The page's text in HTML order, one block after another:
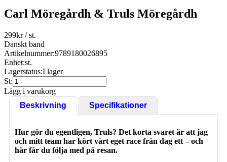
Carl Möregårdh & Truls Möregårdh
299kr/ st.
Danskt band
Artikelnummer:9789180026895
Enhet:st.
Lagerstatus:I lager
St:
Lägg i varukorg
Beskrivning
Specifikationer
Hur gör du egentligen, Truls? Det korta svaret är att jag
och mitt team har kört vårt eget race från dag ett – och
här får du följa med på resan.